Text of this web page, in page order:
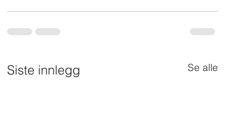
Siste innlegg Se alle